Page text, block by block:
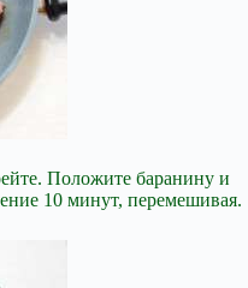
Положите баранину и
10 минут, перемешивая.